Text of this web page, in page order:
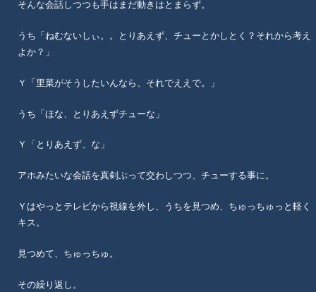
そんな会話しつつも手はまだ動きはとまらず。
うち「ねむないしぃ。。とりあえず、チューとかしとく？それから考え
よか？」
Ｙ「里菜がそうしたいんなら、それでええで。」
うち「ほな、とりあえずチューな」
Ｙ「とりあえず、な」
アホみたいな会話を真剣ぶって交わしつつ、チューする事に。
Ｙはやっとテレビから視線を外し、うちを見つめ、ちゅっちゅっと軽く
キス。
見つめて、ちゅっちゅ。
その繰り返し。